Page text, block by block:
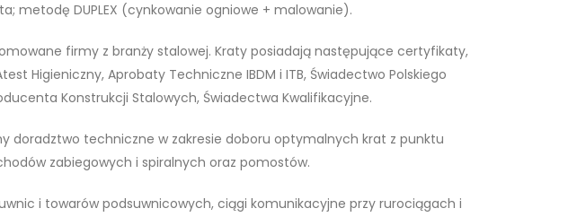
metodę DUPLEX (cynkowanie ogniowe + malowanie).
firmy z branży stalowej. Kraty posiadają następujące certyfikaty,
Higieniczny, Aprobaty Techniczne IBDM i ITB, Świadectwo Polskiego
Konstrukcji Stalowych, Świadectwa Kwalifikacyjne.
doradztwo techniczne w zakresie doboru optymalnych krat z punktu
zabiegowych i spiralnych oraz pomostów.
i towarów podsuwnicowych, ciągi komunikacyjne przy rurociągach i